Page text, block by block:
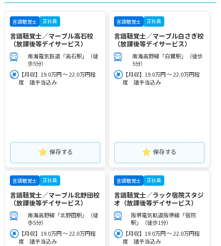
言語聴覚士 正社員
言語聴覚士／マーブル高石校
（放課後等デイサービス）
南海電気鉄道「高石駅」（徒
歩5分）
【月収】19.0万円 ～ 22.0万円程
度 諸手当込み
保存する
言語聴覚士 正社員
言語聴覚士／マーブル白さぎ校
（放課後等デイサービス）
南海高野線「白鷺駅」（徒歩
5分）
【月収】19.0万円 ～ 22.0万円程
度 諸手当込み
保存する
言語聴覚士 正社員
言語聴覚士／マーブル北野田校
（放課後等デイサービス）
南海高野線「北野田駅」（徒
歩5分）
【月収】19.0万円 ～ 22.0万円程
度 諸手当込み
言語聴覚士 正社員
言語聴覚士／ラック宿院スタジ
オ（放課後等デイサービス）
阪堺電気軌道阪堺線「宿院
駅」（徒歩1分）
【月収】19.0万円 ～ 22.0万円程
度 諸手当込み